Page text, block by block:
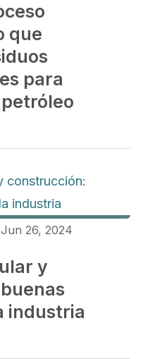
que
para
Jun 26, 2024
y
industria